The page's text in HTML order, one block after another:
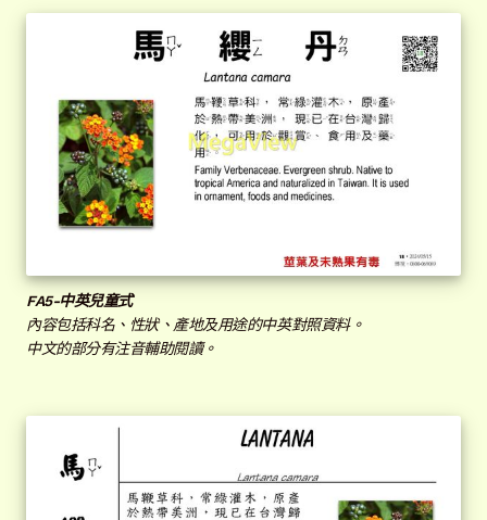
FA5-中英兒童式
內容包括科名、性狀、產地及用途的中英對照資料。
中文的部分有注音輔助閱讀。